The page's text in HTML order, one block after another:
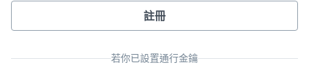
註冊
若你已設置通行金鑰